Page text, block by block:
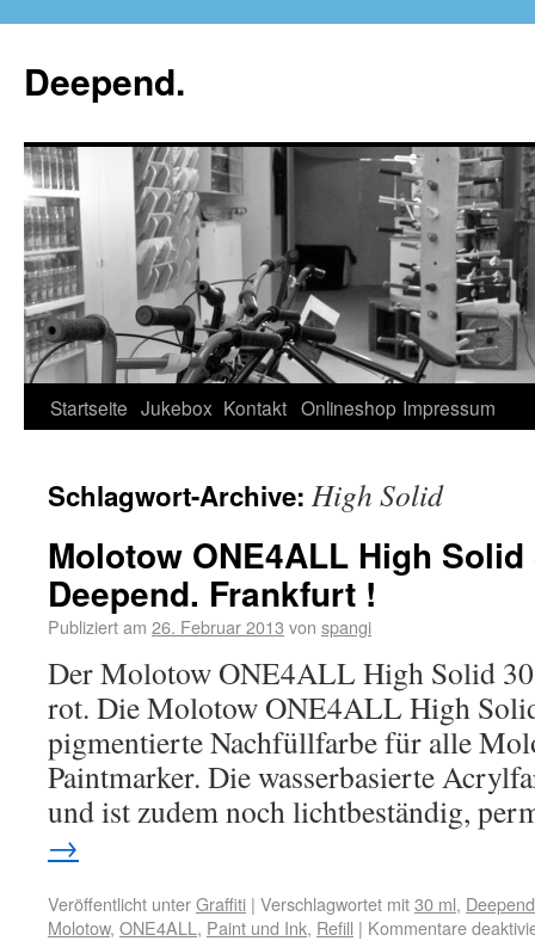
Deepend.
Startseite Jukebox Kontakt Onlineshop Impressum
Schlagwort-Archive: High Solid
Molotow ONE4ALL High
Deepend. Frankfurt !
Publiziert am 26. Februar 2013 von spangi
Der Molotow ONE4ALL High Solid
rot. Die Molotow ONE4ALL High
pigmentierte Nachfüllfarbe für alle
Paintmarker. Die wasserbasierte
und ist zudem noch lichtbeständig,
→
Veröffentlicht unterGraffiti | Verschlagwortet mit30 ml,
Molotow, ONE4ALL , Paint und Ink, Refill | Kommentare